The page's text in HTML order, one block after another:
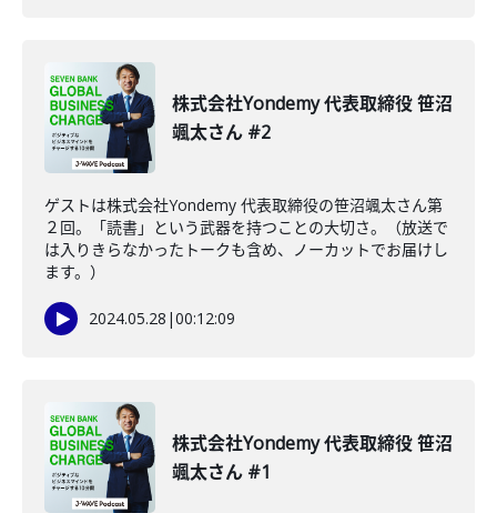
株式会社Yondemy 代表取締役 笹沼
颯太さん #2
ゲストは株式会社Yondemy 代表取締役の笹沼颯太さん第
２回。「読書」という武器を持つことの大切さ。（放送で
は入りきらなかったトークも含め、ノーカットでお届けし
ます。）
2024.05.28 |00:12:09
株式会社Yondemy 代表取締役 笹沼
颯太さん #1